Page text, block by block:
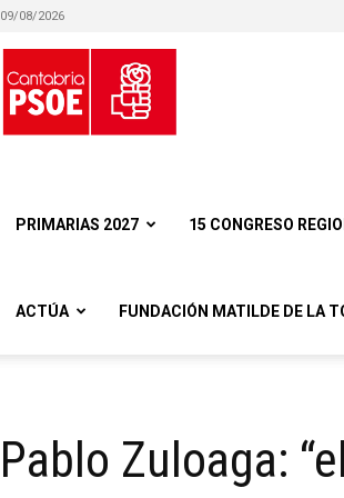
09/08/2026
PRIMARIAS 2027 15 CONGRESO
ACTÚA FUNDACIÓN MATILDE DE LA
Pablo Zuloaga: